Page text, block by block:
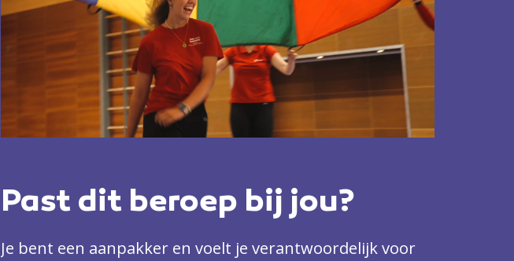
Past dit beroep bij jou?
Je bent een aanpakker en voelt je verantwoordelijk voor